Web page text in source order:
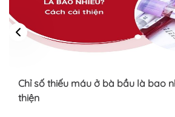
Chỉ số thiếu máu ở bà bầu là bao
thiện